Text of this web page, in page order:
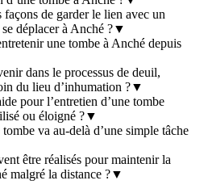
de garder le lien avec un
déplacer à Anché ?▼
une tombe à Anché depuis
dans le processus de deuil,
du lieu d’inhumation ?▼
pour l’entretien d’une tombe
ou éloigné ?▼
va au-delà d’une simple tâche
être réalisés pour maintenir la
malgré la distance ?▼